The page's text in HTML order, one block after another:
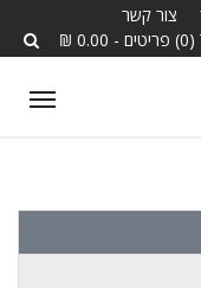
צור קשר
(0) פריטים - 0.00 ₪